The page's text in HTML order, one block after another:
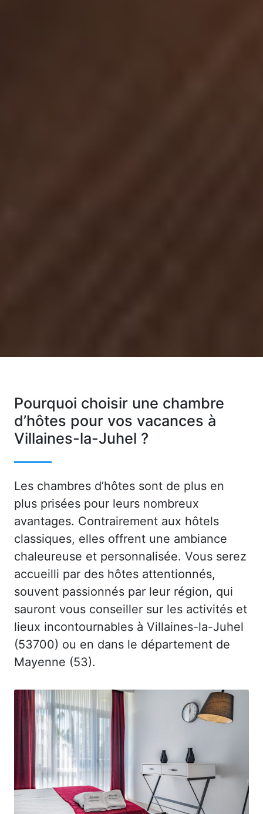
Pourquoi choisir une chambre
d’hôtes pour vos vacances à
Villaines-la-Juhel ?
Les chambres d’hôtes sont de plus en
plus prisées pour leurs nombreux
avantages. Contrairement aux hôtels
classiques, elles offrent une ambiance
chaleureuse et personnalisée. Vous serez
accueilli par des hôtes attentionnés,
souvent passionnés par leur région, qui
sauront vous conseiller sur les activités et
lieux incontournables à Villaines-la-Juhel
(53700) ou en dans le département de
Mayenne (53).